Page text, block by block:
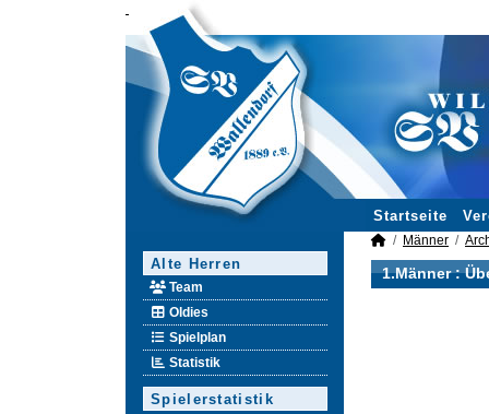
Startseite
Alte Herren
Team
Oldies
Spielplan
Statistik
Spielerstatistik
Männer
1.Männer :